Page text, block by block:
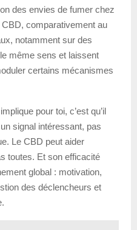
des envies de fumer chez
comparativement au
notamment sur des
même sens et laissent
certains mécanismes
pour toi, c’est qu’il
signal intéressant, pas
Le CBD peut aider
toutes. Et son efficacité
global : motivation,
des déclencheurs et